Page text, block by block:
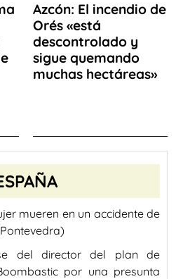
Azcón: El incendio de
Orés «está
descontrolado y
sigue quemando
muchas hectáreas»
mueren en un accidente de
del director del plan de
por una presunta